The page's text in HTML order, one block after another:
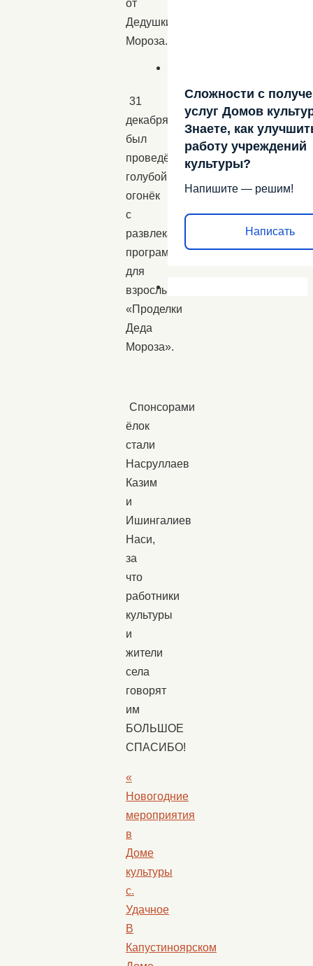
от
Дедушки
Мороза.
31
декабря
был
проведён
голубой
огонёк
с
развлекательной
программой
для
взрослых
«Проделки
Деда
Мороза».
Спонсорами
ёлок
стали
Насруллаев
Казим
и
Ишингалиев
Наси,
за
что
работники
культуры
и
жители
села
говорят
им
БОЛЬШОЕ
СПАСИБО!
«
Новогодние
мероприятия
в
Доме
культуры
с.
Удачное
В
Капустиноярском
Сложности с
услуг Домов
Знаете, как
работу учреждений
культуры?
Напишите — решим!
Написать